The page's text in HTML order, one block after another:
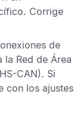
Corrige
de
la Red de Área
CAN). Si
con los ajustes